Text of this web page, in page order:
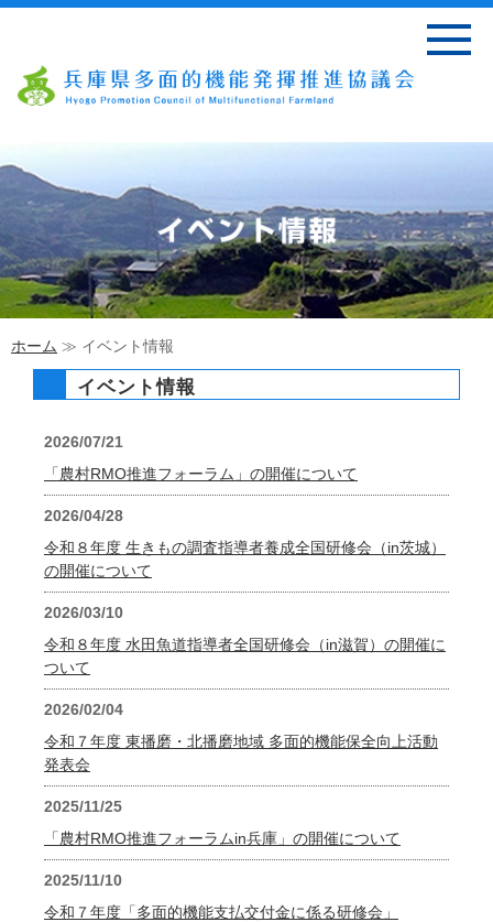
ホーム ≫ イベント情報
イベント情報
2026/07/21
「農村RMO推進フォーラム」の開催について
2026/04/28
令和８年度 生きもの調査指導者養成全国研修会（in茨城）
の開催について
2026/03/10
令和８年度 水田魚道指導者全国研修会（in滋賀）の開催に
ついて
2026/02/04
令和７年度 東播磨・北播磨地域 多面的機能保全向上活動
発表会
2025/11/25
「農村RMO推進フォーラムin兵庫」の開催について
2025/11/10
令和７年度「多面的機能支払交付金に係る研修会」